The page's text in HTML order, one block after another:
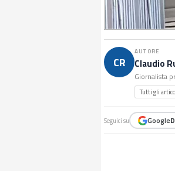
CR
AUTORE
Claudio
Giornalista
Tutti gli
Seguici su Google